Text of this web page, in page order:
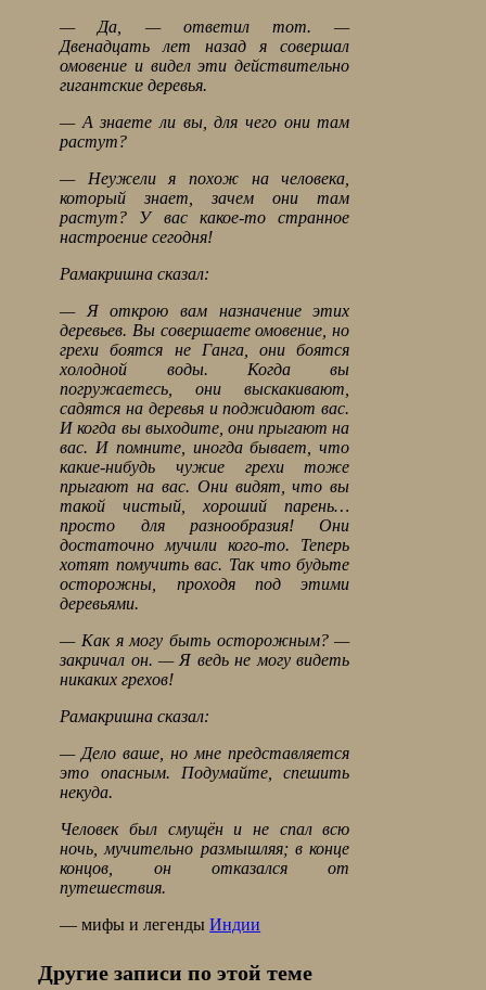
— Да, — ответил тот. —
Двенадцать лет назад я совершал
омовение и видел эти действительно
гигантские деревья.
— А знаете ли вы, для чего они там
растут?
— Неужели я похож на человека,
который знает, зачем они там
растут? У вас какое-то странное
настроение сегодня!
Рамакришна сказал:
— Я открою вам назначение этих
деревьев. Вы совершаете омовение, но
грехи боятся не Ганга, они боятся
холодной воды. Когда вы
погружаетесь, они выскакивают,
садятся на деревья и поджидают вас.
И когда вы выходите, они прыгают на
вас. И помните, иногда бывает, что
какие-нибудь чужие грехи тоже
прыгают на вас. Они видят, что вы
такой чистый, хороший парень…
просто для разнообразия! Они
достаточно мучили кого-то. Теперь
хотят помучить вас. Так что будьте
осторожны, проходя под этими
деревьями.
— Как я могу быть осторожным? —
закричал он. — Я ведь не могу видеть
никаких грехов!
Рамакришна сказал:
— Дело ваше, но мне представляется
это опасным. Подумайте, спешить
некуда.
Человек был смущён и не спал всю
ночь, мучительно размышляя; в конце
концов, он отказался от
путешествия.
— мифы и легендыИндии
Другие записи по этой теме